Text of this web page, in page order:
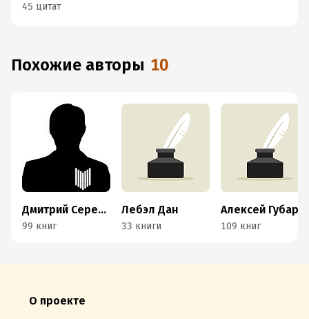
45 цитат
Похожие авторы 10
Дмитрий Серебряков
99 книг
Лебэл Дан
33 книги 109 книг
О проекте